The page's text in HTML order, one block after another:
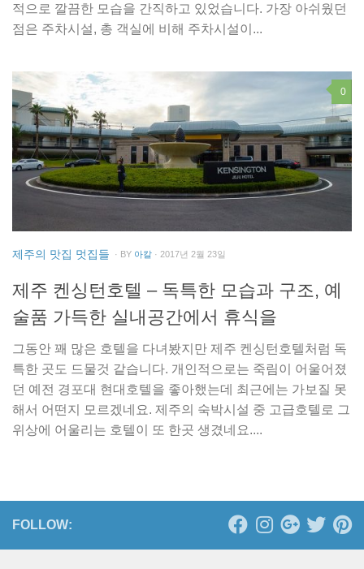
적으로 깔끔한 모습을 간직하고 있었습니다. 가장 아쉬웠던
점은 주차시설, 총 객실에 비해 주차시설이...
0
제주의 맛집 멋집들 · BY 아칼 · 2017년 2월 23일
제주 켄싱턴호텔 – 독특한 모습과 구조, 예
술품 가득한 실내공간에서 휴식을
그동안 꽤 많은 호텔을 다녀봤지만 제주 켄싱턴호텔처럼 독
특한 곳도 드물것 같습니다. 개인적으로는 죽림이 어울어졌
던 예전 경포대 현대호텔을 좋아했는데 최근에는 가보질 못
해서 어떤지 모르겠네요. 제주의 숙박시설 중 고급호텔로 그
위상에 어울리는 호텔이 또 한곳 생겼네요....
FOLLOW: